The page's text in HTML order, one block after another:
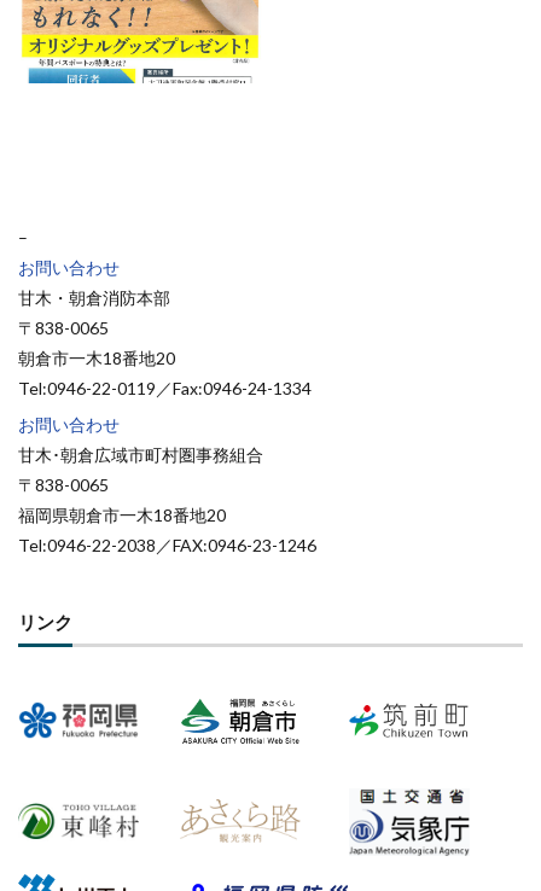
–
お問い合わせ
甘木・朝倉消防本部
〒838-0065
朝倉市一木18番地20
Tel:0946-22-0119／Fax:0946-24-1334
お問い合わせ
甘木･朝倉広域市町村圏事務組合
〒838-0065
福岡県朝倉市一木18番地20
Tel:0946-22-2038／FAX:0946-23-1246
リンク